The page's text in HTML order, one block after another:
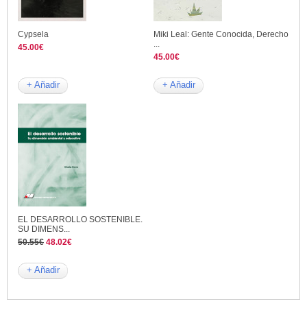
Cypsela
45.00€
+ Añadir
Miki Leal: Gente Conocida, Derecho
...
45.00€
+ Añadir
EL DESARROLLO SOSTENIBLE.
SU DIMENS...
50.55€ 48.02€
+ Añadir